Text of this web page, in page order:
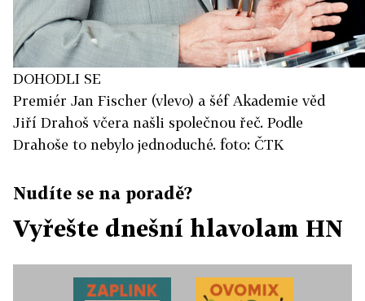
DOHODLI SE
Premiér Jan Fischer (vlevo) a šéf Akademie věd
Jiří Drahoš včera našli společnou řeč. Podle
Drahoše to nebylo jednoduché. foto: ČTK
Nudíte se na poradě?
Vyřešte dnešní hlavolam HN